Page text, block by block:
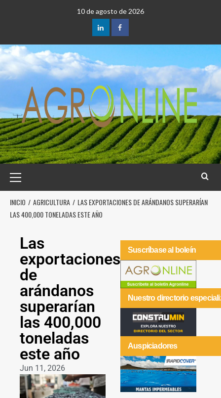
10 de agosto de 2026
INICIO AGRICULTURA
LAS EXPORTACIONES DE ARÁNDANOS SUPERARÍAN
LAS 400,000 TONELADAS ESTE AÑO
Las
exportaciones
de
arándanos
superarían
las 400,000
toneladas
este año
Jun 11, 2026
Suscríbase al boleín
Nuestro directorio
Auspiciadores